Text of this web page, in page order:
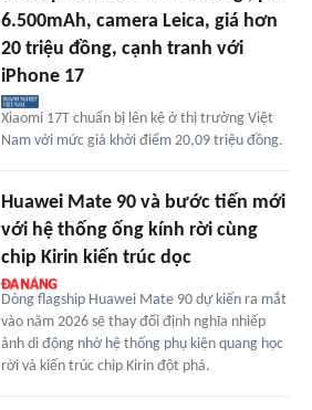
6.500mAh, camera Leica, giá hơn
20 triệu đồng, cạnh tranh với
iPhone 17
Xiaomi 17T chuẩn bị lên kệ ở thị trường Việt
Nam với mức giá khởi điểm 20,09 triệu đồng.
Huawei Mate 90 và bước tiến mới
với hệ thống ống kính rời cùng
chip Kirin kiến trúc dọc
Dòng flagship Huawei Mate 90 dự kiến ra mắt
vào năm 2026 sẽ thay đổi định nghĩa nhiếp
ảnh di động nhờ hệ thống phụ kiện quang học
rời và kiến trúc chip Kirin đột phá.